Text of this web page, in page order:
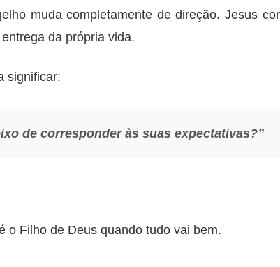
muda completamente de direção. Jesus
da própria vida.
significar:
de corresponder às suas expectativas?”
o Filho de Deus quando tudo vai bem.